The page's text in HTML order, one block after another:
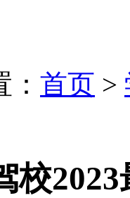
首页 >
校